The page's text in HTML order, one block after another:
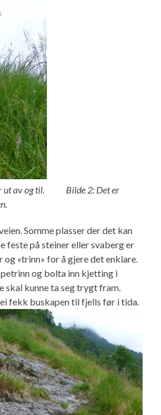
ut av og til. Bilde 2: Det er
Somme plasser der det kan
feste på steiner eller svaberg er
«trinn» for å gjere det enklare.
og bolta inn kjetting i
skal kunne ta seg trygt fram.
fekk buskapen til fjells før i tida.